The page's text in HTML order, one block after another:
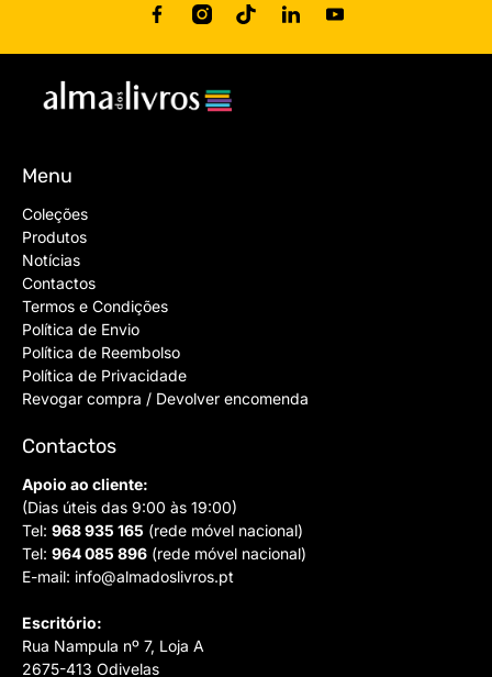
Menu
Coleções
Produtos
Notícias
Contactos
Termos e Condições
Política de Envio
Política de Reembolso
Política de Privacidade
Revogar compra / Devolver encomenda
Contactos
Apoio ao cliente:
(Dias úteis das 9:00 às 19:00)
Tel: 968 935 165 (rede móvel nacional)
Tel: 964 085 896 (rede móvel nacional)
E-mail: info@almadoslivros.pt
Escritório:
Rua Nampula nº 7, Loja A
2675-413 Odivelas